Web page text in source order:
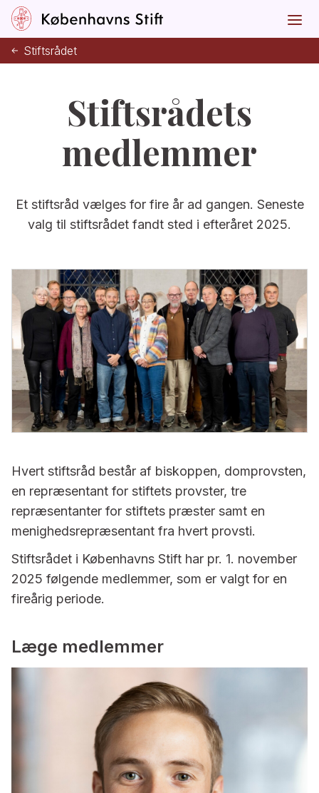
Stiftsrådet
Stiftsrådets
medlemmer
Et stiftsråd vælges for fire år ad gangen. Seneste
valg til stiftsrådet fandt sted i efteråret 2025.
Hvert stiftsråd består af biskoppen, domprovsten,
en repræsentant for stiftets provster, tre
repræsentanter for stiftets præster samt en
menighedsrepræsentant fra hvert provsti.
Stiftsrådet i Københavns Stift har pr. 1. november
2025 følgende medlemmer, som er valgt for en
fireårig periode.
Læge medlemmer